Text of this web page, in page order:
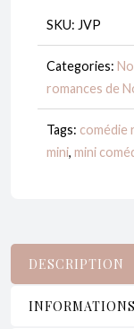
SKU: JVP
Categories:
romances de
Tags: comédie
mini, mini
DESCRIPTION